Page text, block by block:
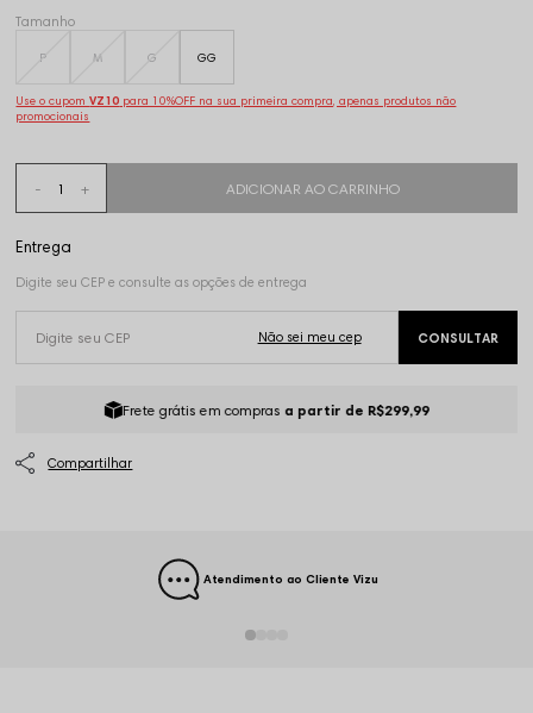
Tamanho
P M G GG
Use o cupomVZ10 para 10%OFF na sua primeira compra, apenas produtos não
promocionais
Frete grátis em compras a partir de R$299,99
Atendimento ao Cliente Vizu